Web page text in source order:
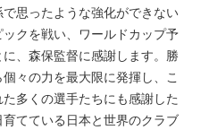
思ったような強化ができない
クを戦い、ワールドカップ予
、森保監督に感謝します。勝
々の力を最大限に発揮し、こ
多くの選手たちにも感謝した
てている日本と世界のクラブ